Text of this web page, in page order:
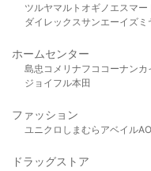
ツルヤマルト オギノ エスマー
ダイレックスサンエーイズミ
ホームセンター
島忠 コメリ ナフコ コーナンカ
ジョイフル本田
ファッション
ユニクロ しまむら アベイル
ドラッグストア